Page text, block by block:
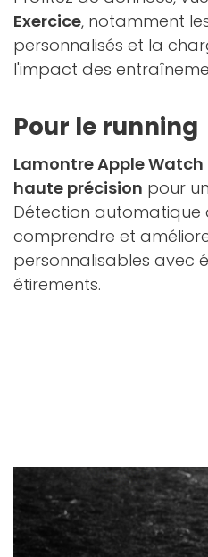
Exercice, notamment
personnalisés et la
l'impact des
Pour le running
Lamontre Apple Watch
haute précision pour
Détection automatique
comprendre et
personnalisables avec
étirements.